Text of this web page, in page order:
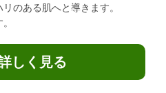
のある肌へと導きます。
しく見る